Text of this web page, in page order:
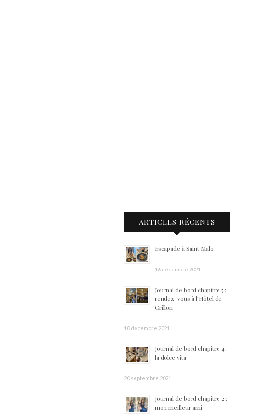
ARTICLES RÉCENTS
Escapade à Saint Malo
16 décembre 2021
Journal de bord chapitre 5 :
rendez-vous à l’Hôtel de
Crillon
10 décembre 2021
Journal de bord chapitre 4 :
la dolce vita
20 septembre 2021
Journal de bord chapitre 2 :
mon meilleur ami